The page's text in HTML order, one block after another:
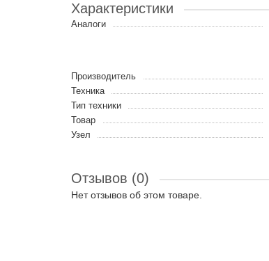
Характеристики
Аналоги
Производитель
Техника
Тип техники
Товар
Узел
Отзывов (0)
Нет отзывов об этом товаре.